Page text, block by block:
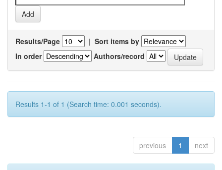
Results/Page | Sort items by
In order
Authors/record
Results 1-1 of 1 (Search time: 0.001 seconds).
previous 1 next